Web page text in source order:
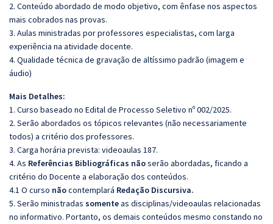
2. Conteúdo abordado de modo objetivo, com ênfase nos aspectos
mais cobrados nas provas.
3. Aulas ministradas por professores especialistas, com larga
experiência na atividade docente.
4. Qualidade técnica de gravação de altíssimo padrão (imagem e
áudio)
Mais Detalhes:
1. Curso baseado no Edital de Processo Seletivo nº 002/2025.
2. Serão abordados os tópicos relevantes (não necessariamente
todos) a critério dos professores.
3. Carga horária prevista: videoaulas 187.
4. As Referências Bibliográficas nãoserão abordadas, ficando a
critério do Docente a elaboração dos conteúdos.
4.1 O curso nãocontemplará Redação Discursiva.
5. Serão ministradas somenteas disciplinas/videoaulas relacionadas
no informativo. Portanto, os demais conteúdos mesmo constando no